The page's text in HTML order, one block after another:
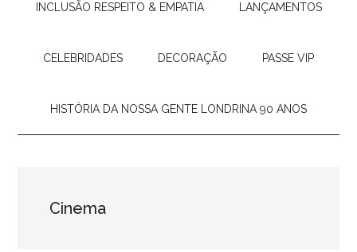
INCLUSÃO RESPEITO & EMPATIA LANÇAMENTOS
CELEBRIDADES DECORAÇÃO PASSE VIP
HISTÓRIA DA NOSSA GENTE LONDRINA 90 ANOS
Cinema